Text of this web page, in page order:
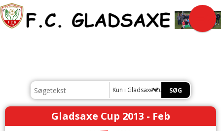
Kun i Gladsaxe Cup
Gladsaxe Cup 2013 - Feb